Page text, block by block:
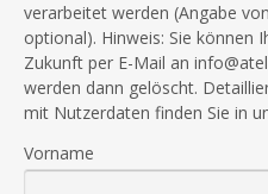
verarbeitet werden (Angabe
optional). Hinweis: Sie können
Zukunft per E-Mail an
werden dann gelöscht.
mit Nutzerdaten finden Sie in
Vorname